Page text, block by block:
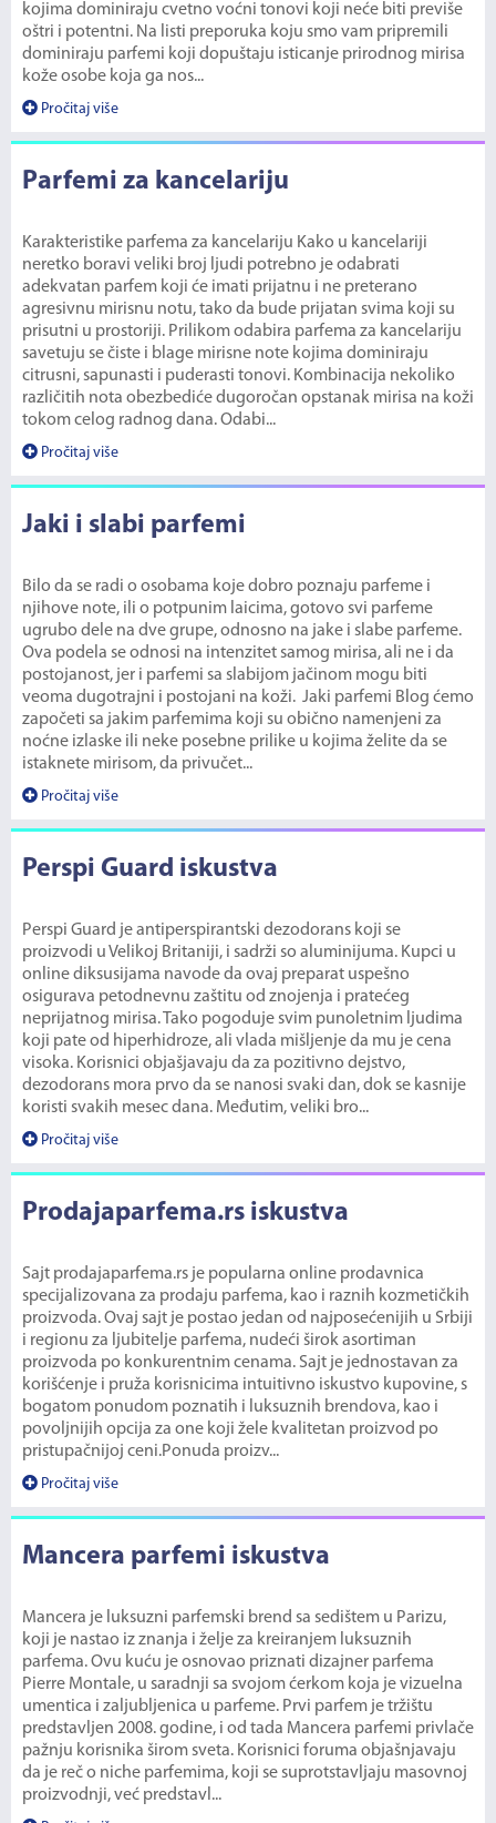
kojima dominiraju cvetno voćni tonovi koji neće biti previše
oštri i potentni. Na listi preporuka koju smo vam pripremili
dominiraju parfemi koji dopuštaju isticanje prirodnog mirisa
kože osobe koja ga nos...
Pročitaj više
Parfemi za kancelariju
Karakteristike parfema za kancelariju Kako u kancelariji
neretko boravi veliki broj ljudi potrebno je odabrati
adekvatan parfem koji će imati prijatnu i ne preterano
agresivnu mirisnu notu, tako da bude prijatan svima koji su
prisutni u prostoriji. Prilikom odabira parfema za kancelariju
savetuju se čiste i blage mirisne note kojima dominiraju
citrusni, sapunasti i puderasti tonovi. Kombinacija nekoliko
različitih nota obezbediće dugoročan opstanak mirisa na koži
tokom celog radnog dana. Odabi...
Pročitaj više
Jaki i slabi parfemi
Bilo da se radi o osobama koje dobro poznaju parfeme i
njihove note, ili o potpunim laicima, gotovo svi parfeme
ugrubo dele na dve grupe, odnosno na jake i slabe parfeme.
Ova podela se odnosi na intenzitet samog mirisa, ali ne i da
postojanost, jer i parfemi sa slabijom jačinom mogu biti
veoma dugotrajni i postojani na koži. Jaki parfemi Blog ćemo
započeti sa jakim parfemima koji su obično namenjeni za
noćne izlaske ili neke posebne prilike u kojima želite da se
istaknete mirisom, da privučet...
Pročitaj više
Perspi Guard iskustva
Perspi Guard je antiperspirantski dezodorans koji se
proizvodi u Velikoj Britaniji, i sadrži so aluminijuma. Kupci u
online diksusijama navode da ovaj preparat uspešno
osigurava petodnevnu zaštitu od znojenja i pratećeg
neprijatnog mirisa. Tako pogoduje svim punoletnim ljudima
koji pate od hiperhidroze, ali vlada mišljenje da mu je cena
visoka. Korisnici objašjavaju da za pozitivno dejstvo,
dezodorans mora prvo da se nanosi svaki dan, dok se kasnije
koristi svakih mesec dana. Međutim, veliki bro...
Pročitaj više
Prodajaparfema.rs iskustva
Sajt prodajaparfema.rs je popularna online prodavnica
specijalizovana za prodaju parfema, kao i raznih kozmetičkih
proizvoda. Ovaj sajt je postao jedan od najposećenijih u Srbiji
i regionu za ljubitelje parfema, nudeći širok asortiman
proizvoda po konkurentnim cenama. Sajt je jednostavan za
korišćenje i pruža korisnicima intuitivno iskustvo kupovine, s
bogatom ponudom poznatih i luksuznih brendova, kao i
povoljnijih opcija za one koji žele kvalitetan proizvod po
pristupačnijoj ceni.Ponuda proizv...
Pročitaj više
Mancera parfemi iskustva
Mancera je luksuzni parfemski brend sa sedištem u Parizu,
koji je nastao iz znanja i želje za kreiranjem luksuznih
parfema. Ovu kuću je osnovao priznati dizajner parfema
Pierre Montale, u saradnji sa svojom ćerkom koja je vizuelna
umentica i zaljubljenica u parfeme. Prvi parfem je tržištu
predstavljen 2008. godine, i od tada Mancera parfemi privlače
pažnju korisnika širom sveta. Korisnici foruma objašnjavaju
da je reč o niche parfemima, koji se suprotstavljaju masovnoj
proizvodnji, već predstavl...